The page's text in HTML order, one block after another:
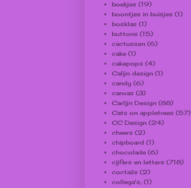
boekjes (19)
boontjes in buisjes (1)
bosklas (1)
buttons (15)
cactussen (6)
cake (1)
cakepops (4)
Calijn design (1)
candy (6)
canvas (3)
Carlijn Design (88)
Cats on appletrees (57)
CC Design (24)
cheers (2)
chipboard (1)
chocolade (6)
cijfers en letters (718)
coctails (2)
collega's; (1)